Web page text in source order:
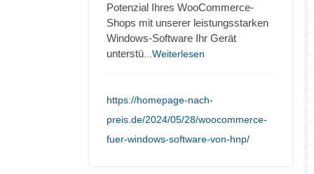
Potenzial Ihres WooCommerce-
Shops mit unserer leistungsstarken
Windows-Software Ihr Gerät
unterstü ...Weiterlesen
https://homepage-nach-
preis.de/2024/05/28/woocommerce-
fuer-windows-software-von-hnp/